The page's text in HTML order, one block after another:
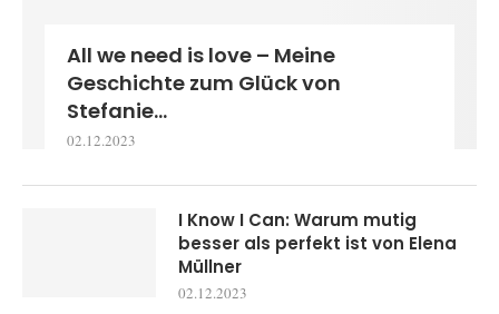
All we need is love – Meine
Geschichte zum Glück von
Stefanie...
02.12.2023
I Know I Can: Warum mutig
besser als perfekt ist von Elena
Müllner
02.12.2023